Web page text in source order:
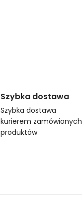
Szybka dostawa
Szybka dostawa
kurierem zamówionych
produktów